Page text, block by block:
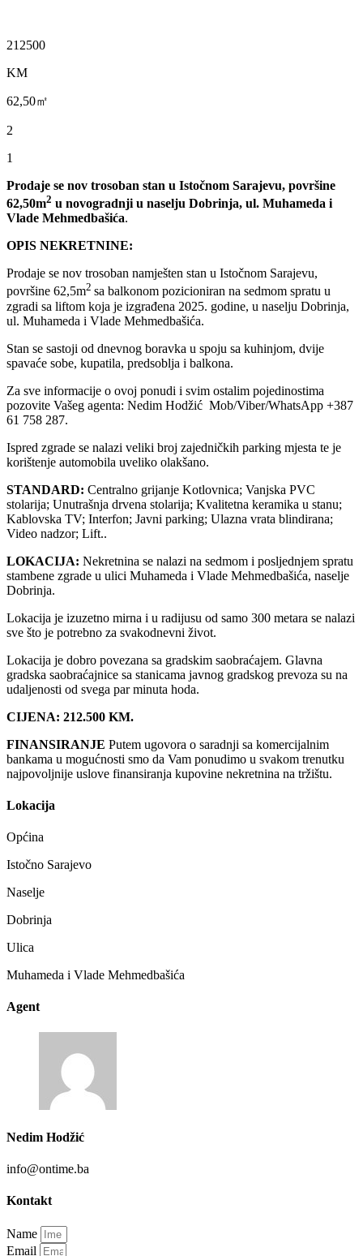
212500
KM
62,50㎡
2
1
Prodaje se nov trosoban stan u Istočnom Sarajevu, površine
62,50m2 u novogradnji u naselju Dobrinja, ul. Muhameda i
Vlade Mehmedbašića.
OPIS NEKRETNINE:
Prodaje se nov trosoban namješten stan u Istočnom Sarajevu,
površine 62,5m2 sa balkonom pozicioniran na sedmom spratu u
zgradi sa liftom koja je izgrađena 2025. godine, u naselju Dobrinja,
ul. Muhameda i Vlade Mehmedbašića.
Stan se sastoji od dnevnog boravka u spoju sa kuhinjom, dvije
spavaće sobe, kupatila, predsoblja i balkona.
Za sve informacije o ovoj ponudi i svim ostalim pojedinostima
pozovite Vašeg agenta: Nedim Hodžić Mob/Viber/WhatsApp +387
61 758 287.
Ispred zgrade se nalazi veliki broj zajedničkih parking mjesta te je
korištenje automobila uveliko olakšano.
STANDARD: Centralno grijanje Kotlovnica; Vanjska PVC
stolarija; Unutrašnja drvena stolarija; Kvalitetna keramika u stanu;
Kablovska TV; Interfon; Javni parking; Ulazna vrata blindirana;
Video nadzor; Lift..
LOKACIJA: Nekretnina se nalazi na sedmom i posljednjem spratu
stambene zgrade u ulici Muhameda i Vlade Mehmedbašića, naselje
Dobrinja.
Lokacija je izuzetno mirna i u radijusu od samo 300 metara se nalazi
sve što je potrebno za svakodnevni život.
Lokacija je dobro povezana sa gradskim saobraćajem. Glavna
gradska saobraćajnice sa stanicama javnog gradskog prevoza su na
udaljenosti od svega par minuta hoda.
CIJENA: 212.500 KM.
FINANSIRANJE Putem ugovora o saradnji sa komercijalnim
bankama u mogućnosti smo da Vam ponudimo u svakom trenutku
najpovoljnije uslove finansiranja kupovine nekretnina na tržištu.
Lokacija
Općina
Istočno Sarajevo
Naselje
Dobrinja
Ulica
Muhameda i Vlade Mehmedbašića
Agent
Nedim Hodžić
info@ontime.ba
Kontakt
Name
Email